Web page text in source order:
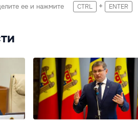
ее и нажмите CTRL + ENTER